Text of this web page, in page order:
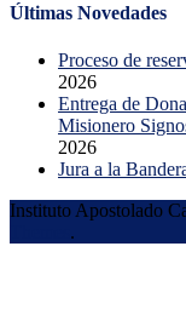
Últimas Novedades
Proceso de
2026
Entrega de
Misionero
2026
Jura a la
Instituto Apostolado
.